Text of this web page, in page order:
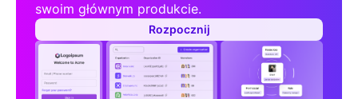
swoim głównym produkcie.
Rozpocznij